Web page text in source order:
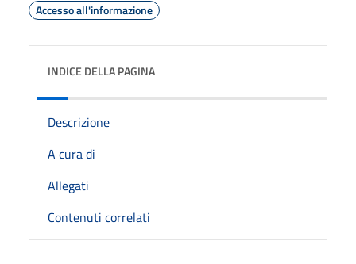
Accesso all'informazione
INDICE DELLA PAGINA
Descrizione
A cura di
Allegati
Contenuti correlati